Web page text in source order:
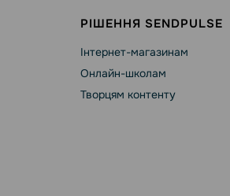
РІШЕННЯ SENDPULSE
Інтернет-магазинам
Онлайн-школам
Творцям контенту